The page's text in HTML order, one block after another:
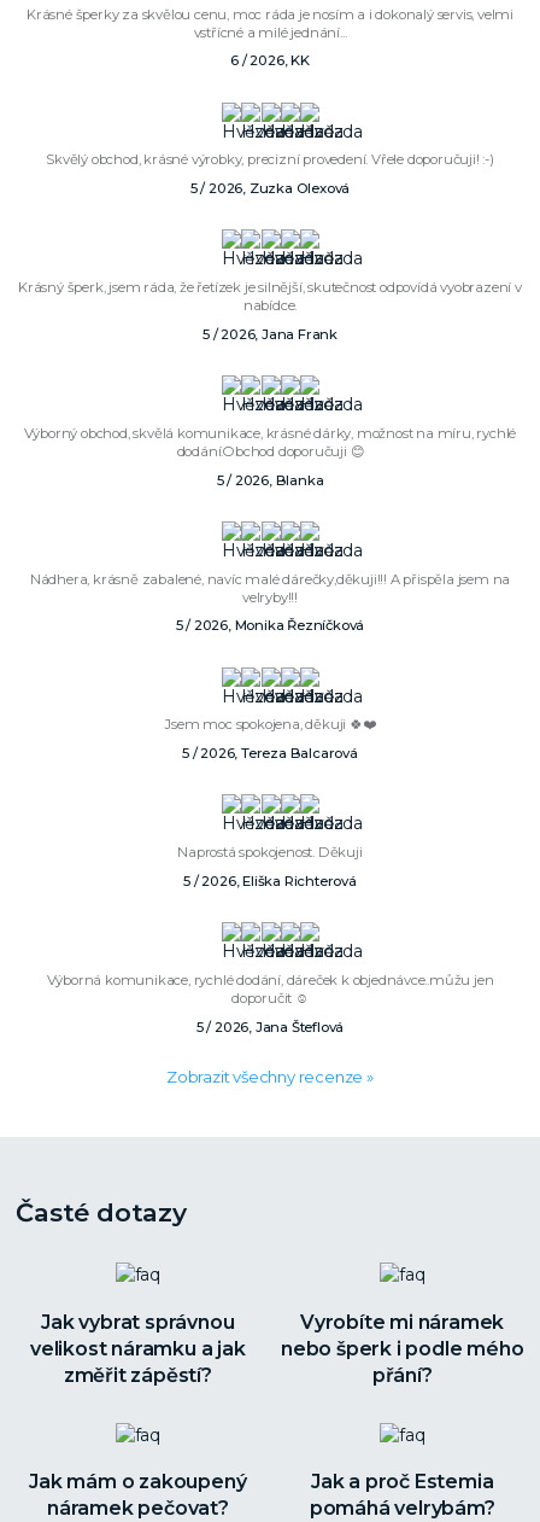
Krásné šperky za skvělou cenu, moc ráda je nosím a i dokonalý servis, velmi
vstřícné a milé jednání...
6 / 2026, KK
Skvělý obchod, krásné výrobky, precizní provedení. Vřele doporučuji! :-)
5 / 2026, Zuzka Olexová
Krásný šperk, jsem ráda, že řetízek je silnější, skutečnost odpovídá vyobrazení v
nabídce.
5 / 2026, Jana Frank
Výborný obchod, skvělá komunikace, krásné dárky, možnost na míru, rychlé
dodání.Obchod doporučuji 😊
5 / 2026, Blanka
Nádhera, krásně zabalené, navíc malé dárečky,děkuji!!! A přispěla jsem na
velryby!!!
5 / 2026, Monika Řezníčková
Jsem moc spokojena, děkuji 🍀❤️
5 / 2026, Tereza Balcarová
Naprostá spokojenost. Děkuji
5 / 2026, Eliška Richterová
Výborná komunikace, rychlé dodání, dáreček k objednávce..můžu jen
doporučit ☺️
5 / 2026, Jana Šteflová
Zobrazit všechny recenze »
Časté dotazy
Jak vybrat správnou
velikost náramku a jak
změřit zápěstí?
Vyrobíte mi náramek
nebo šperk i podle mého
přání?
Jak mám o zakoupený
náramek pečovat?
Jak a proč Estemia
pomáhá velrybám?